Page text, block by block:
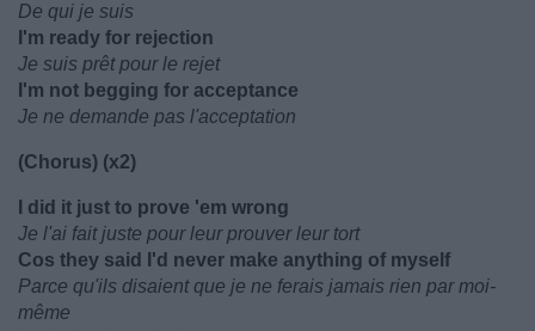
De qui je suis
I'm ready for rejection
Je suis prêt pour le rejet
I'm not begging for acceptance
Je ne demande pas l'acceptation
(Chorus) (x2)
I did it just to prove 'em wrong
Je l'ai fait juste pour leur prouver leur tort
Cos they said I'd never make anything of myself
Parce qu'ils disaient que je ne ferais jamais rien par moi-
même